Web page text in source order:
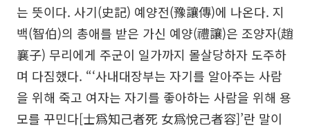
는 뜻이다. 사기(史記) 예양전(豫讓傳)에 나온다. 지
백(智伯)의 총애를 받은 가신 예양(禮讓)은 조양자(趙
襄子) 무리에게 주군이 일가까지 몰살당하자 도주하
며 다짐했다. “‘사내대장부는 자기를 알아주는 사람
을 위해 죽고 여자는 자기를 좋아하는 사람을 위해 용
모를 꾸민다[士爲知己者死 女爲悅己者容]’란 말이